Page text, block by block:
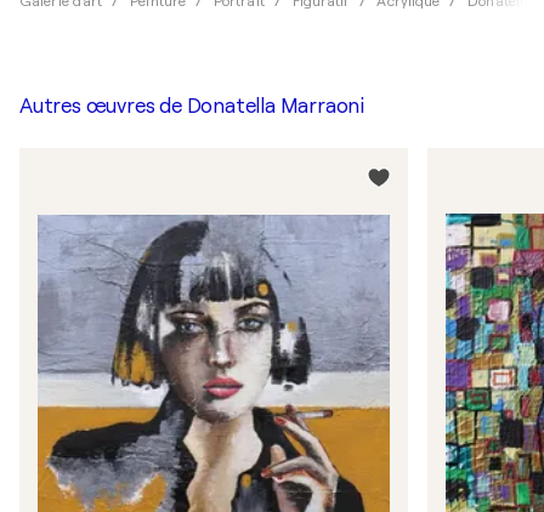
Autres œuvres de Donatella Marraoni